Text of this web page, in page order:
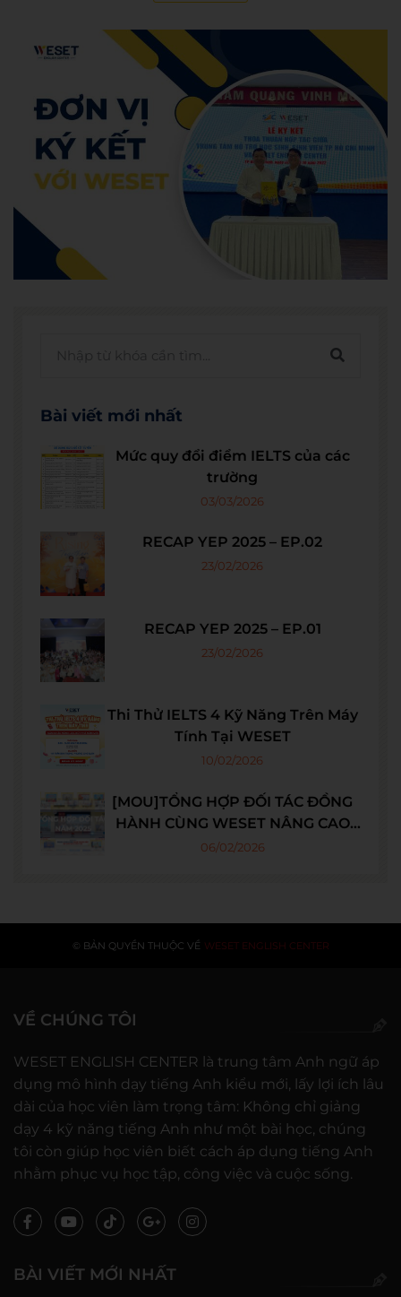
Bài viết mới nhất
Mức quy đổi điểm IELTS của các
trường
03/03/2026
RECAP YEP 2025 – EP.02
23/02/2026
RECAP YEP 2025 – EP.01
23/02/2026
Thi Thử IELTS 4 Kỹ Năng Trên Máy
Tính Tại WESET
10/02/2026
[MOU]TỔNG HỢP ĐỐI TÁC ĐỒNG
HÀNH CÙNG WESET NÂNG CAO
NGOẠI NGỮ CHO THẾ HỆ TRẺ
06/02/2026
© BẢN QUYỀN THUỘC VỀ WESET ENGLISH CENTER
VỀ CHÚNG TÔI
WESET ENGLISH CENTER là trung tâm Anh ngữ áp
dụng mô hình dạy tiếng Anh kiểu mới, lấy lợi ích lâu
dài của học viên làm trọng tâm: Không chỉ giảng
dạy 4 kỹ năng tiếng Anh như một bài học, chúng
tôi còn giúp học viên biết cách áp dụng tiếng Anh
nhằm phục vụ học tập, công việc và cuộc sống.
BÀI VIẾT MỚI NHẤT